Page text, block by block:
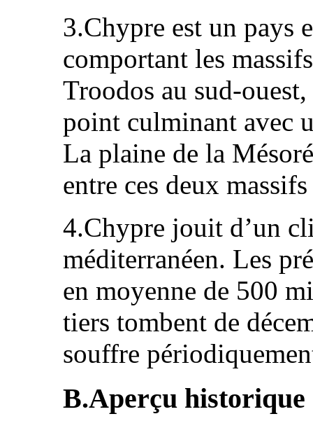
3.Chypre est un pays
comportant les
Troodos au sud-
point culminant avec
La plaine de la
entre ces deux
4.Chypre jouit d’un
méditerranéen. Les
en moyenne de 500
tiers tombent de
souffre
B.Aperçu historique